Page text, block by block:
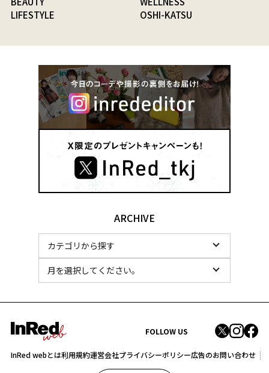
LIFESTYLE
OSHI-KATSU
ARCHIVE
FOLLOW US
InRed webとは利用規約運営会社プライバシーポリシー広告のお問い合わせ